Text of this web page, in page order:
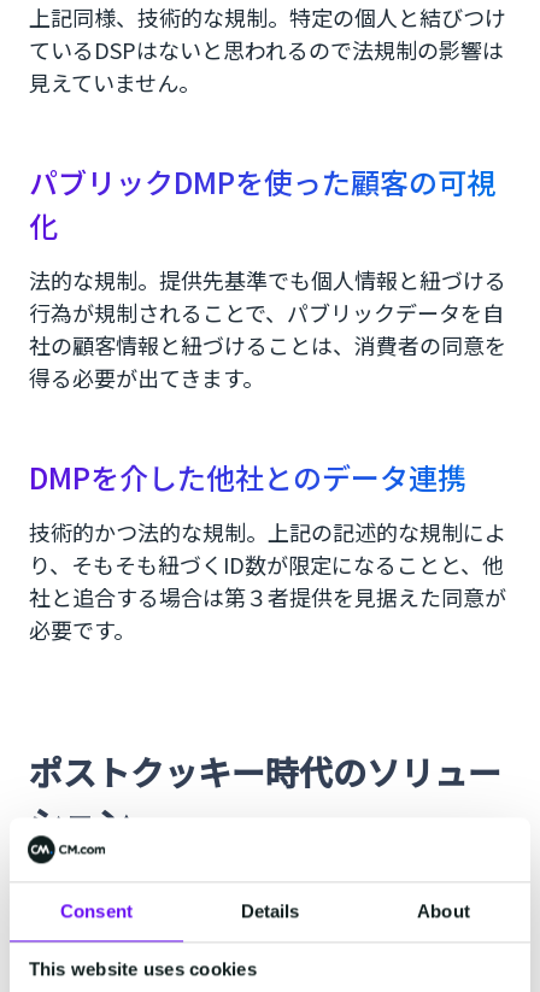
Consent Details About
This website uses cookies
上記同様、技術的な規制。特定の個人と結びつけ
ているDSPはないと思われるので法規制の影響は
見えていません。
パブリックDMPを使った顧客の可視
化
法的な規制。提供先基準でも個人情報と紐づける
行為が規制されることで、パブリックデータを自
社の顧客情報と紐づけることは、消費者の同意を
得る必要が出てきます。
DMPを介した他社とのデータ連携
技術的かつ法的な規制。上記の記述的な規制によ
り、そもそも紐づくID数が限定になることと、他
社と追合する場合は第３者提供を見据えた同意が
必要です。
ポストクッキー時代のソリュー
ション
ポストクッキー時代にマーケターができることを
ご紹介します。